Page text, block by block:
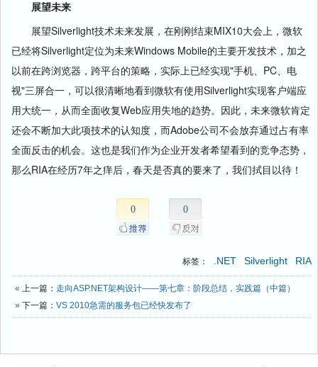
展望未来
展望Silverlight技术未来发展，在刚刚结束MIX10大会上，微软
已经将Silverlight定位为未来Windows Mobile的主要开发技术，加之
以前在跨浏览器，跨平台的策略，实际上已经实现"手机、PC、电
视"三屏合一，可以很清晰地看到微软有使用Silverlight实现客户端应
用大统一，从而全面收复Web应用失地的趋势。因此，未来微软肯定
还会不断加大此项技术的认知度，而Adobe公司不会放弃通过占有率
全面反击的机会。这也是我们作为企业开发者希望看到的竞争态势，
那么RIA在经历7年之痒后，春天是否真的要来了，我们拭目以待！
0 0
标签： .NET Silverlight RIA
« 上一篇： 走向ASP.NET架构设计——第七章：阶段总结，实践篇（中篇）
» 下一篇： VS 2010急需的服务包已经快发布了